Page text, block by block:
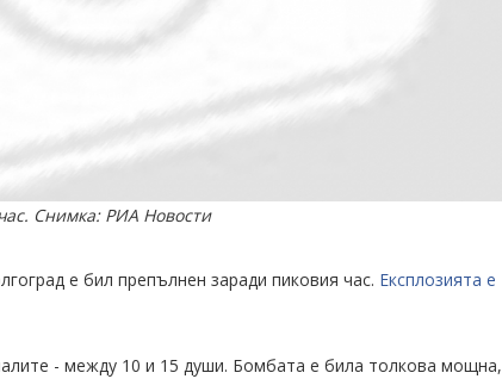
Снимка: РИА Новости
е бил препълнен заради пиковия час. Експлозията е
- между 10 и 15 души. Бомбата е била толкова мощна,